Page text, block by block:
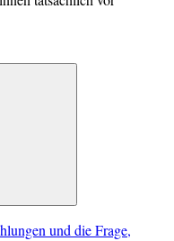
und die Frage,